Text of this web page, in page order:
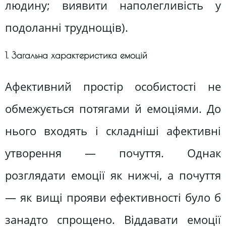
людину; виявити наполегливість у
подоланні труднощів).
1. Загальна характеристика емоцій
Афективний простір особистості не
обмежується потягами й емоціями. До
нього входять і складніші афективні
утворення — почуття. Однак
розглядати емоції як нижчі, а почуття
— як вищі прояви ефективності було б
занадто спрощено. Віддавати емоції